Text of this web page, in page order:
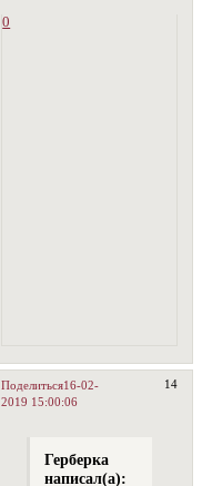
0
Поделиться 14
16-02-
2019 15:00:06
Герберка
написал(а):